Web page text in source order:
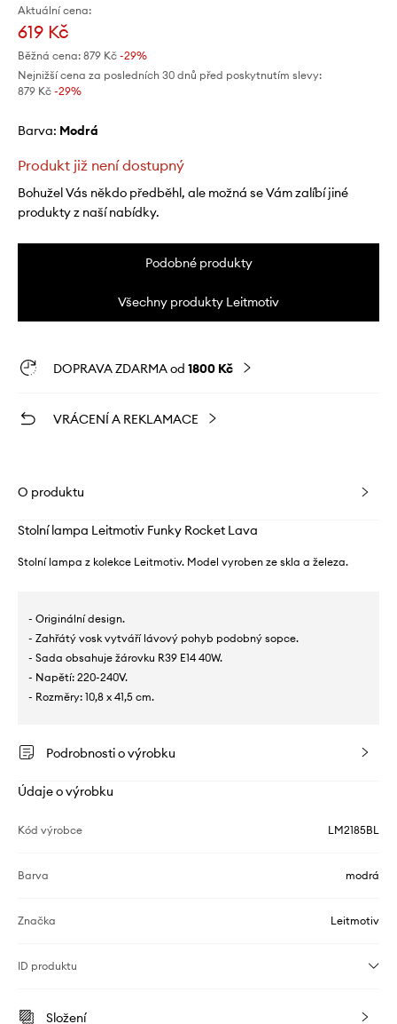
Aktuální cena:
619 Kč
Běžná cena: 879 Kč -29%
Nejnižší cena za posledních 30 dnů před poskytnutím slevy:
879 Kč -29%
Barva: modrá
Produkt již není dostupný
Bohužel Vás někdo předběhl, ale možná se Vám zalíbí jiné
produkty z naší nabídky.
Podobné produkty
Všechny produkty Leitmotiv
DOPRAVA ZDARMA od 1800 Kč
VRÁCENÍ A REKLAMACE
O produktu
Stolní lampa Leitmotiv Funky Rocket Lava
Stolní lampa z kolekce Leitmotiv. Model vyroben ze skla a železa.
- Originální design.
- Zahřátý vosk vytváří lávový pohyb podobný sopce.
- Sada obsahuje žárovku R39 E14 40W.
- Napětí: 220-240V.
- Rozměry: 10,8 x 41,5 cm.
Podrobnosti o výrobku
Údaje o výrobku
Kód výrobce LM2185BL
Barva modrá
Značka Leitmotiv
ID produktu
Složení